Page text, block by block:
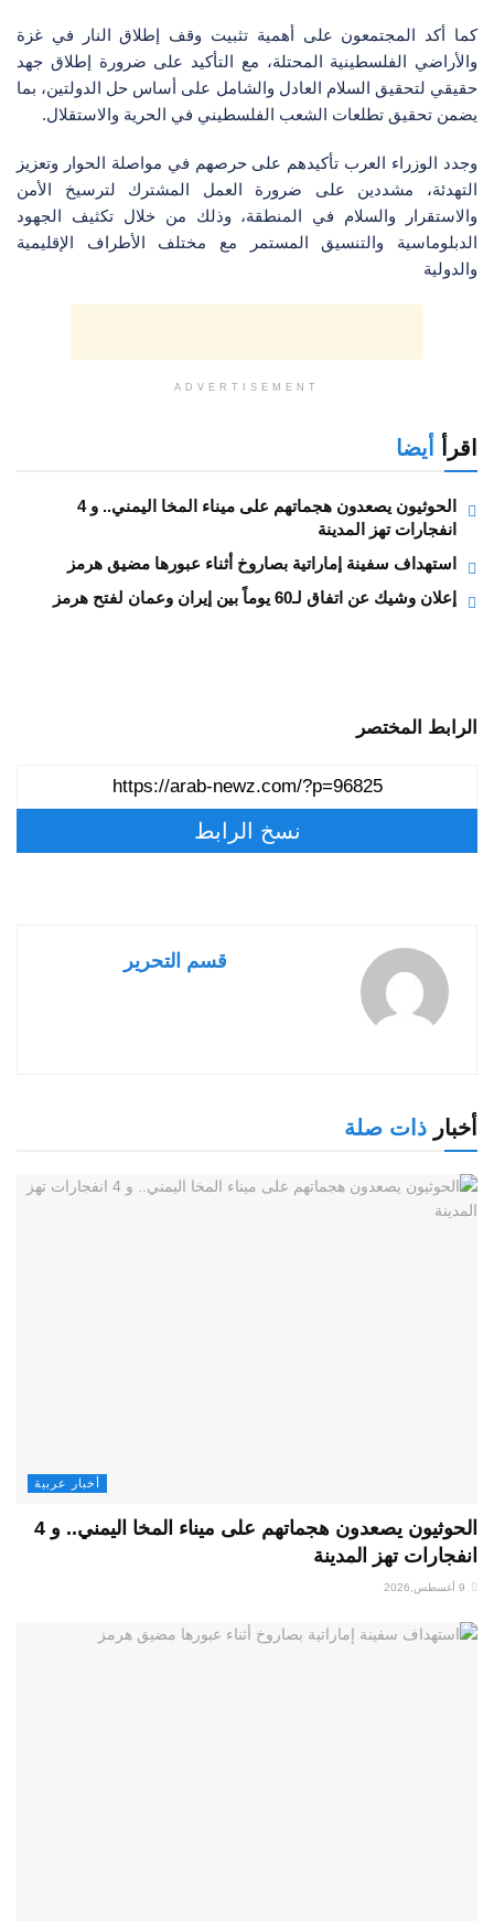
كما أكد المجتمعون على أهمية تثبيت وقف إطلاق النار في غزة
والأراضي الفلسطينية المحتلة، مع التأكيد على ضرورة إطلاق جهد
حقيقي لتحقيق السلام العادل والشامل على أساس حل الدولتين، بما
يضمن تحقيق تطلعات الشعب الفلسطيني في الحرية والاستقلال.
وجدد الوزراء العرب تأكيدهم على حرصهم في مواصلة الحوار وتعزيز
التهدئة، مشددين على ضرورة العمل المشترك لترسيخ الأمن
والاستقرار والسلام في المنطقة، وذلك من خلال تكثيف الجهود
الدبلوماسية والتنسيق المستمر مع مختلف الأطراف الإقليمية
والدولية
ADVERTISEMENT
اقرأ أيضا
الحوثيون يصعدون هجماتهم على ميناء المخا اليمني.. و 4
انفجارات تهز المدينة
استهداف سفينة إماراتية بصاروخ أثناء عبورها مضيق هرمز
إعلان وشيك عن اتفاق لـ60 يوماً بين إيران وعمان لفتح هرمز
الرابط المختصر
نسخ الرابط
قسم التحرير
أخبار ذات صلة
أخبار عربية
الحوثيون يصعدون هجماتهم على ميناء المخا اليمني.. و 4
انفجارات تهز المدينة